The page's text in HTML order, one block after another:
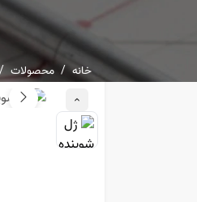
خانه محصولات